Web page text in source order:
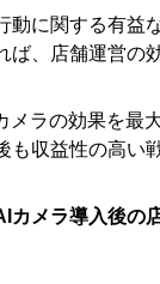
動に関する有益
ば、店舗運営の
メラの効果を最
も収益性の高い
カメラ導入後の